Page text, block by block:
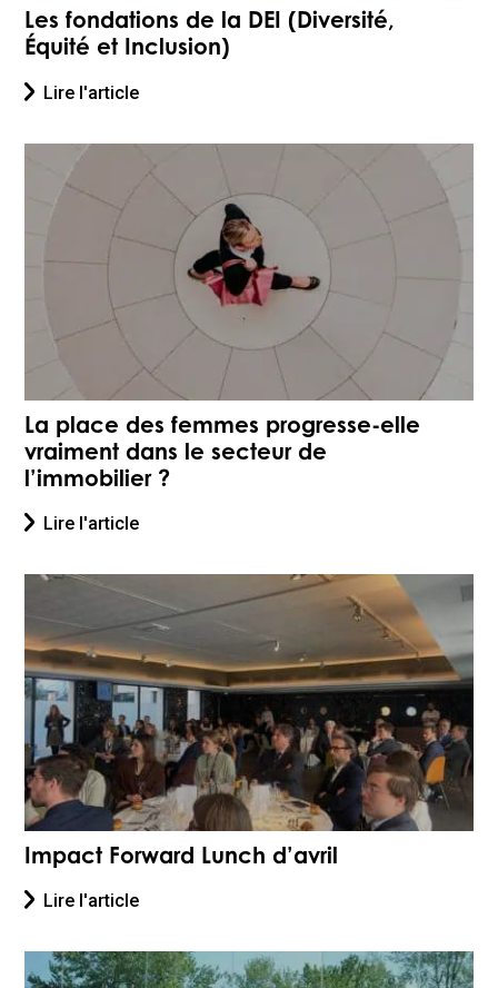
Les fondations de la DEI (Diversité,
Équité et Inclusion)
Lire l'article
La place des femmes progresse-elle
vraiment dans le secteur de
l’immobilier ?
Lire l'article
Impact Forward Lunch d’avril
Lire l'article